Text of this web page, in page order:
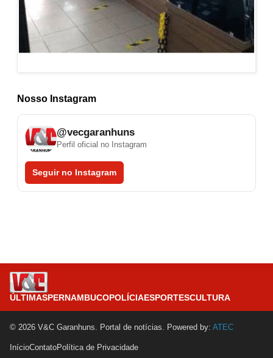
Nosso Instagram
@vecgaranhuns
Perfil oficial no Instagram
Seguir no Instagram
ÚLTIMASPERNAMBUCOPOLÍCIAESPORTESCULTURA
© 2026 V&C Garanhuns. Portal de notícias. Powered by: ATEC
InícioContatoPolítica de Privacidade